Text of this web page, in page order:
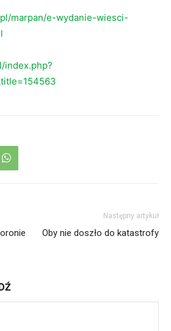
marpan/e-wydanie-wiesci-
index.php?
Następny artykuł
Oby nie doszło do katastrofy